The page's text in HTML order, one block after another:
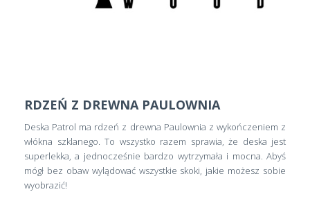
RDZEŃ Z DREWNA PAULOWNIA
Deska Patrol ma rdzeń z drewna Paulownia z wykończeniem z
włókna szklanego. To wszystko razem sprawia, że deska jest
superlekka, a jednocześnie bardzo wytrzymała i mocna. Abyś
mógł bez obaw wylądować wszystkie skoki, jakie możesz sobie
wyobrazić!